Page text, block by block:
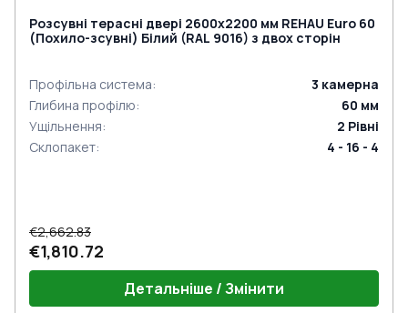
Розсувні терасні двері 2600x2200 мм REHAU Euro 60
(Похило-зсувні) Білий (RAL 9016) з двох сторін
Профільна система: 3 камерна
Глибина профілю: 60 мм
Ущільнення: 2 Рівні
Склопакет: 4 - 16 - 4
€2,662.83
€1,810.72
Детальніше / Змінити